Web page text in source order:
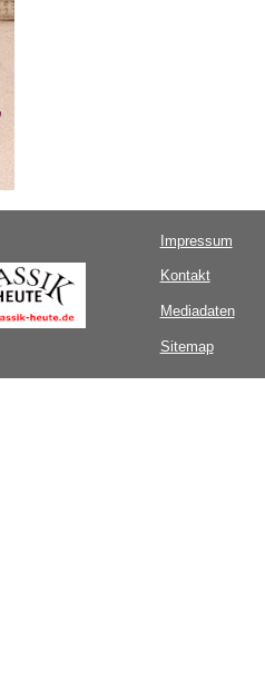
Impressum
Kontakt
Mediadaten
Sitemap